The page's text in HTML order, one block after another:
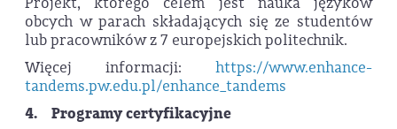
obcych w parach składających się ze studentów
lub pracowników z 7 europejskich politechnik.
Więcej informacji: https://www.enhance-
tandems.pw.edu.pl/enhance_tandems
4. Programy certyfikacyjne